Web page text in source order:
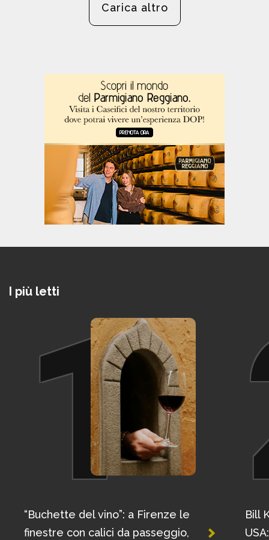
Carica altro
I più letti1
“Buchette del vino”: a Firenze le
finestre con calici da passeggio,
Bill